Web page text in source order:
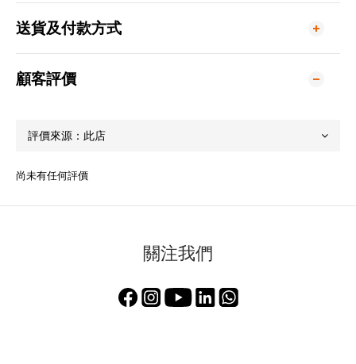
送貨及付款方式
顧客評價
尚未有任何評價
關注我們